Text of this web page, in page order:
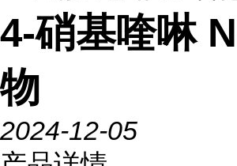
4-硝基喹啉
物
2024-12-05